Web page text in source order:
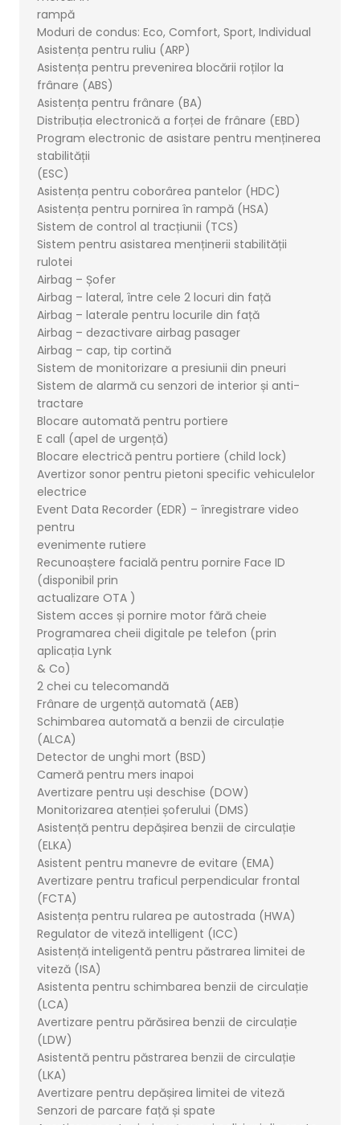
rampă
Moduri de condus: Eco, Comfort, Sport, Individual
Asistența pentru ruliu (ARP)
Asistența pentru prevenirea blocării roților la
frânare (ABS)
Asistența pentru frânare (BA)
Distribuția electronică a forței de frânare (EBD)
Program electronic de asistare pentru menținerea
stabilității
(ESC)
Asistența pentru coborârea pantelor (HDC)
Asistența pentru pornirea în rampă (HSA)
Sistem de control al tracțiunii (TCS)
Sistem pentru asistarea menținerii stabilității
rulotei
Airbag – Șofer
Airbag – lateral, între cele 2 locuri din față
Airbag – laterale pentru locurile din față
Airbag – dezactivare airbag pasager
Airbag – cap, tip cortină
Sistem de monitorizare a presiunii din pneuri
Sistem de alarmă cu senzori de interior și anti-
tractare
Blocare automată pentru portiere
E call (apel de urgență)
Blocare electrică pentru portiere (child lock)
Avertizor sonor pentru pietoni specific vehiculelor
electrice
Event Data Recorder (EDR) – înregistrare video
pentru
evenimente rutiere
Recunoaștere facială pentru pornire Face ID
(disponibil prin
actualizare OTA )
Sistem acces și pornire motor fără cheie
Programarea cheii digitale pe telefon (prin
aplicația Lynk
& Co)
2 chei cu telecomandă
Frânare de urgență automată (AEB)
Schimbarea automată a benzii de circulație
(ALCA)
Detector de unghi mort (BSD)
Cameră pentru mers inapoi
Avertizare pentru uși deschise (DOW)
Monitorizarea atenției șoferului (DMS)
Asistență pentru depășirea benzii de circulație
(ELKA)
Asistent pentru manevre de evitare (EMA)
Avertizare pentru traficul perpendicular frontal
(FCTA)
Asistența pentru rularea pe autostrada (HWA)
Regulator de viteză intelligent (ICC)
Asistență inteligentă pentru păstrarea limitei de
viteză (ISA)
Asistenta pentru schimbarea benzii de circulație
(LCA)
Avertizare pentru părăsirea benzii de circulație
(LDW)
Asistentă pentru păstrarea benzii de circulație
(LKA)
Avertizare pentru depășirea limitei de viteză
Senzori de parcare față și spate